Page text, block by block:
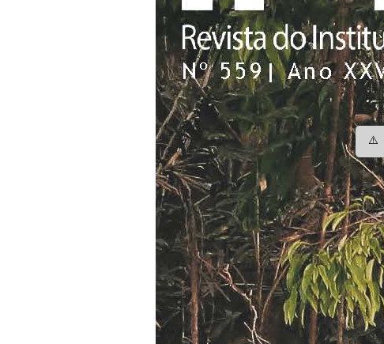
⚠️